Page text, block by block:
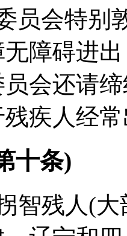
员会特别
障碍进
会还请
疾人经
十条)
智残人(